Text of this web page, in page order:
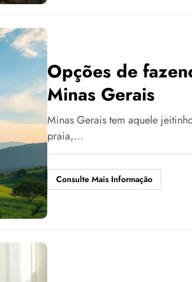
Opções de
Minas Gerais
Minas Gerais tem aquele
praia,…
Consulte Mais Informação